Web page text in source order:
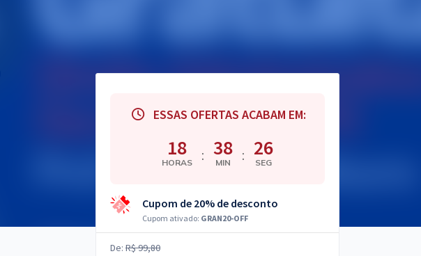
ESSAS OFERTAS ACABAM EM:
18
HORAS : 38
MIN : 25
SEG
Cupom de 20% de desconto
Cupom ativado: GRAN20-OFF
De: R$ 99,80